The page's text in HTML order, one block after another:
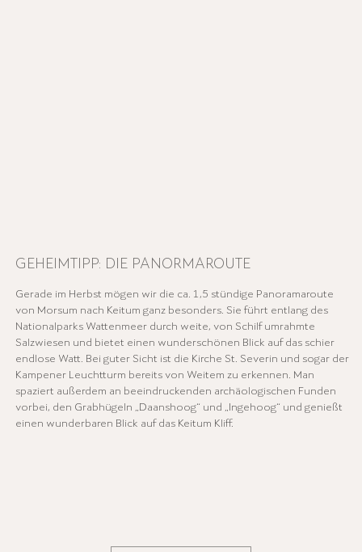
GEHEIMTIPP: DIE PANORMAROUTE
Gerade im Herbst mögen wir die ca. 1,5 stündige Panoramaroute
von Morsum nach Keitum ganz besonders. Sie führt entlang des
Nationalparks Wattenmeer durch weite, von Schilf umrahmte
Salzwiesen und bietet einen wunderschönen Blick auf das schier
endlose Watt. Bei guter Sicht ist die Kirche St. Severin und sogar der
Kampener Leuchtturm bereits von Weitem zu erkennen. Man
spaziert außerdem an beeindruckenden archäologischen Funden
vorbei, den Grabhügeln „Daanshoog“ und „Ingehoog“ und genießt
einen wunderbaren Blick auf das Keitum Kliff.